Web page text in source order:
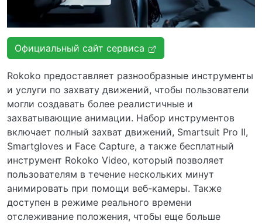
Официальный сайт сервиса
Rokoko предоставляет разнообразные инструменты
и услуги по захвату движений, чтобы пользователи
могли создавать более реалистичные и
захватывающие анимации. Набор инструментов
включает полный захват движений, Smartsuit Pro II,
Smartgloves и Face Capture, а также бесплатный
инструмент Rokoko Video, который позволяет
пользователям в течение нескольких минут
анимировать при помощи веб-камеры. Также
доступен в режиме реального времени
отслеживание положения, чтобы еще больше